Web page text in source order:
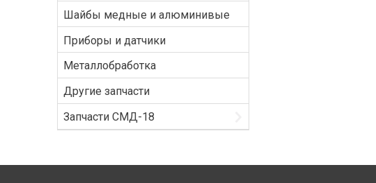
Шайбы медные и алюминивые
Приборы и датчики
Металлобработка
Другие запчасти
Запчасти СМД-18